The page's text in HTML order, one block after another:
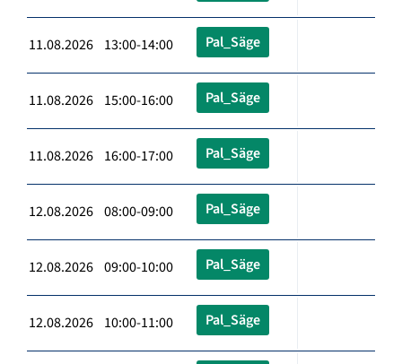
11.08.2026 13:00-14:00 Pal_Säge
11.08.2026 15:00-16:00 Pal_Säge
11.08.2026 16:00-17:00 Pal_Säge
12.08.2026 08:00-09:00 Pal_Säge
12.08.2026 09:00-10:00 Pal_Säge
12.08.2026 10:00-11:00 Pal_Säge